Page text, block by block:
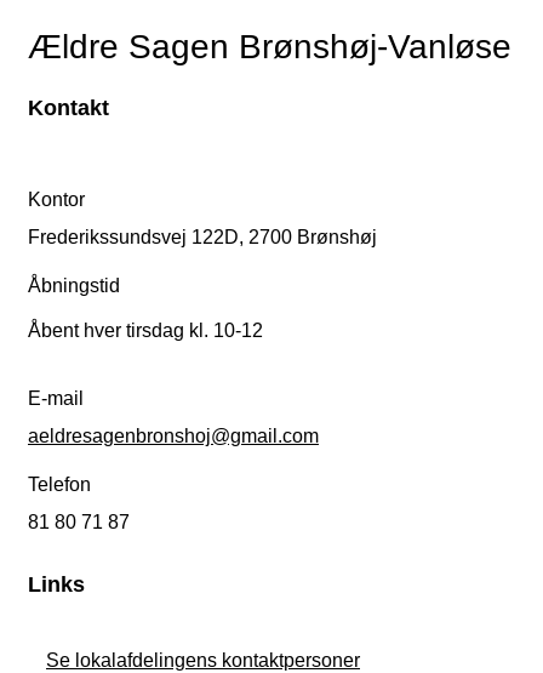
Ældre Sagen Brønshøj-Vanløse
Kontakt
Kontor
Frederikssundsvej 122D, 2700 Brønshøj
Åbningstid
Åbent hver tirsdag kl. 10-12
E-mail
aeldresagenbronshoj@gmail.com
Telefon
81 80 71 87
Links
Se lokalafdelingens kontaktpersoner